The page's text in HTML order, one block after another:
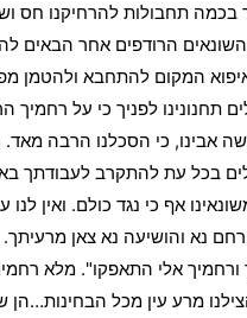
בכמה תחבולות להרחיקנו
הרודפים אחר הבאים
המקום להתחבא ולהטמן
תחנונינו לפניך כי על
כי הסכלנו הרבה מאד.
בכל עת להתקרב לעבודתך
אף כי נגד כולם. ואין
רחם נא והושיעה נא צאן
ורחמיך אלי התאפקו". מלא
מרע עין מכל